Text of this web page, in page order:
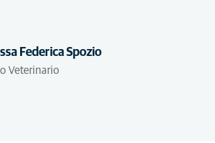
Federica Spozio
Veterinario